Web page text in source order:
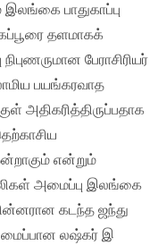
இலங்கை பாதுகாப்பு
தளமாகக்
பேராசிரியர்
பயங்கரவாத
அதிகரித்திருப்பதாக
என்றும்
அமைப்பு இலங்கை
கடந்த ஜந்து
லஷ்கர் இ